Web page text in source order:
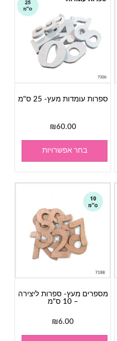
ספרות עומדות מעץ- 25 ס"מ
₪60.00
בחר אפשרויות
מספרים מעץ- ספרות ליצירה
– 10 ס"מ
₪6.00